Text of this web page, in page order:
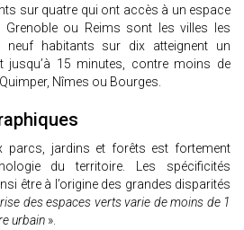
sur quatre qui ont accès à un espace
Grenoble ou Reims sont les villes les
neuf habitants sur dix atteignent un
jusqu’à 15 minutes, contre moins de
Nîmes ou Bourges.
parcs, jardins et forêts est fortement
du territoire. Les spécificités
être à l’origine des grandes disparités
des espaces verts varie de moins de 1
urbain ».